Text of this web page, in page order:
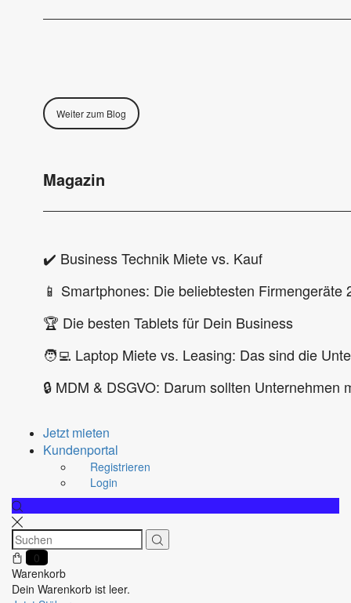
Weiter zum Blog
Magazin
✔️ Business Technik Miete vs. Kauf
📱 Smartphones: Die beliebtesten Firmengeräte
🏆 Die besten Tablets für Dein Business
🧑‍💻 Laptop Miete vs. Leasing: Das sind die
🔒 MDM & DSGVO: Darum sollten
Jetzt mieten
Kundenportal
Registrieren
Login
0
Warenkorb
Dein Warenkorb ist leer.